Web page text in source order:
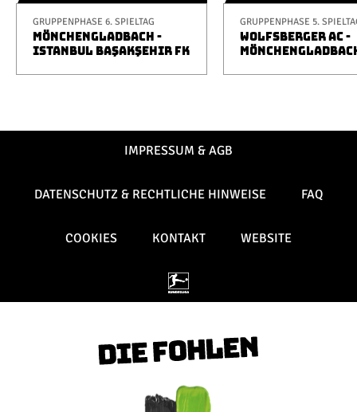
GRUPPENPHASE 6. SPIELTAG
MÖNCHENGLADBACH -
ISTANBUL BAŞAKŞEHIR FK
GRUPPENPHASE 5.
WOLFSBERGER AC -
IMPRESSUM & AGB
DATENSCHUTZ & RECHTLICHE HINWEISE FAQ
COOKIES KONTAKT WEBSITE